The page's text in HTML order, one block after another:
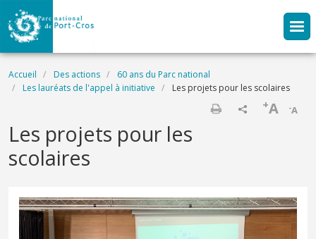
Aller au contenu principal
Fil d'Ariane
Accueil Des actions
60 ans du Parc national
Les lauréats de l'appel à initiative
Les projets pour les scolaires
-A
+A
Les projets pour les
scolaires